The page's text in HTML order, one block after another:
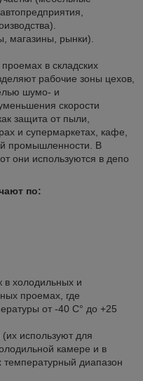
магазины, рынки).
в складских
рабочие зоны цехов,
шумо- и
скорости
защита от пыли,
и супермаркетах, кафе,
промышленности. В
они используются в депо
по:
в холодильных и
проемах, где
от -40 С° до +25
используют для
камере и в
диапазон